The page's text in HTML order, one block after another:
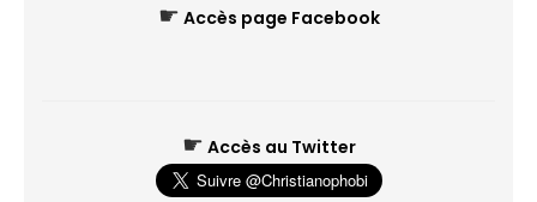
☛ Accès page Facebook
☛ Accès au Twitter